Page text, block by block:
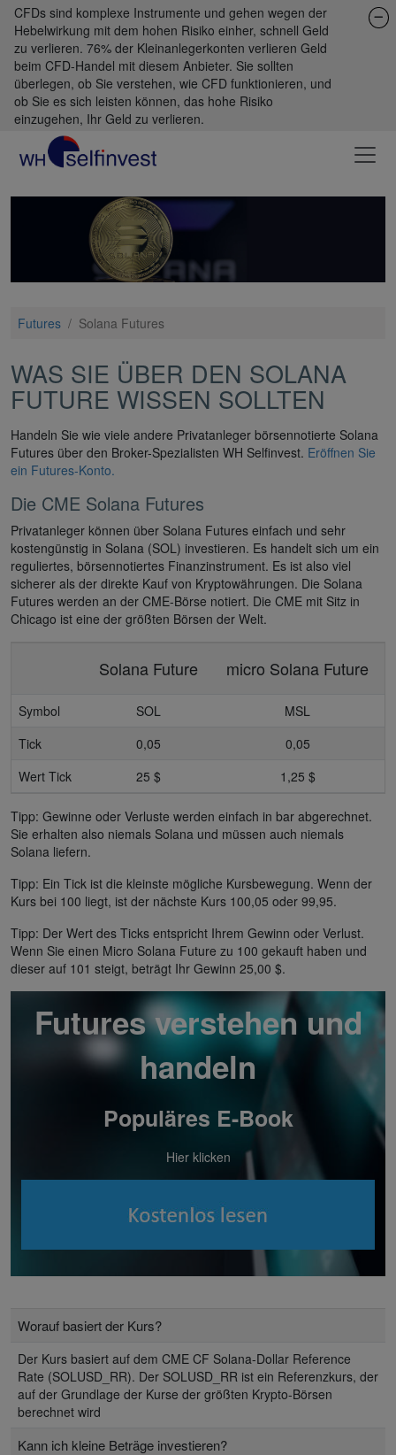
CFDs sind komplexe Instrumente und gehen wegen der
Hebelwirkung mit dem hohen Risiko einher, schnell Geld
zu verlieren. 76% der Kleinanlegerkonten verlieren Geld
beim CFD-Handel mit diesem Anbieter. Sie sollten
überlegen, ob Sie verstehen, wie CFD funktionieren, und
ob Sie es sich leisten können, das hohe Risiko
einzugehen, Ihr Geld zu verlieren.
Futures / Solana Futures
WAS SIE ÜBER DEN SOLANA
FUTURE WISSEN SOLLTEN
Handeln Sie wie viele andere Privatanleger börsennotierte Solana
Futures über den Broker-Spezialisten WH Selfinvest. Eröffnen Sie
ein Futures-Konto.
Die CME Solana Futures
Privatanleger können über Solana Futures einfach und sehr
kostengünstig in Solana (SOL) investieren. Es handelt sich um ein
reguliertes, börsennotiertes Finanzinstrument. Es ist also viel
sicherer als der direkte Kauf von Kryptowährungen. Die Solana
Futures werden an der CME-Börse notiert. Die CME mit Sitz in
Chicago ist eine der größten Börsen der Welt.
Solana Future micro Solana Future
Symbol SOL
MSL
Tick
0,05
0,05
Wert Tick
25 $ 1,25 $
Tipp: Gewinne oder Verluste werden einfach in bar abgerechnet.
Sie erhalten also niemals Solana und müssen auch niemals
Solana liefern.
Tipp: Ein Tick ist die kleinste mögliche Kursbewegung. Wenn der
Kurs bei 100 liegt, ist der nächste Kurs 100,05 oder 99,95.
Tipp: Der Wert des Ticks entspricht Ihrem Gewinn oder Verlust.
Wenn Sie einen Micro Solana Future zu 100 gekauft haben und
dieser auf 101 steigt, beträgt Ihr Gewinn 25,00 $.
Futures verstehen und
handeln
Populäres E-Book
Hier klicken
Worauf basiert der Kurs?
Der Kurs basiert auf dem CME CF Solana-Dollar Reference
Rate (SOLUSD_RR). Der SOLUSD_RR ist ein Referenzkurs, der
auf der Grundlage der Kurse der größten Krypto-Börsen
berechnet wird
Kann ich kleine Beträge investieren?